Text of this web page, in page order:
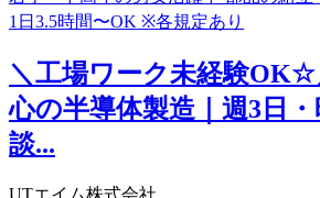
＼工場ワーク未経験OK☆
心の半導体製造｜週3日
談...
UTエイム株式会社